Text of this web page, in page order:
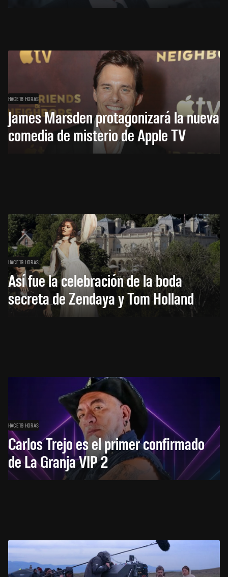
HACE 18 HORAS
James Marsden protagonizará la nueva
comedia de misterio de Apple TV
HACE 19 HORAS
Así fue la celebración de la boda
secreta de Zendaya y Tom Holland
HACE 19 HORAS
Carlos Trejo es el primer confirmado
de La Granja VIP 2